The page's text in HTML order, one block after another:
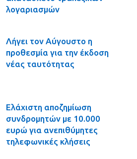
λογαριασμών
Λήγει τον Αύγουστο η
προθεσμία για την έκδοση
νέας ταυτότητας
Ελάχιστη αποζημίωση
συνδρομητών με 10.000
ευρώ για ανεπιθύμητες
τηλεφωνικές κλήσεις